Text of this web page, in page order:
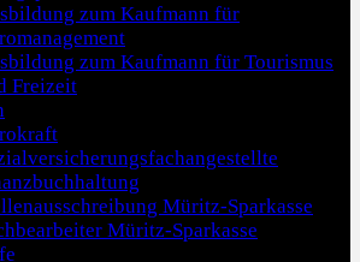
zum Kaufmann für
zum Kaufmann für Tourismus
Freizeit
Müritz-Sparkasse
Müritz-Sparkasse